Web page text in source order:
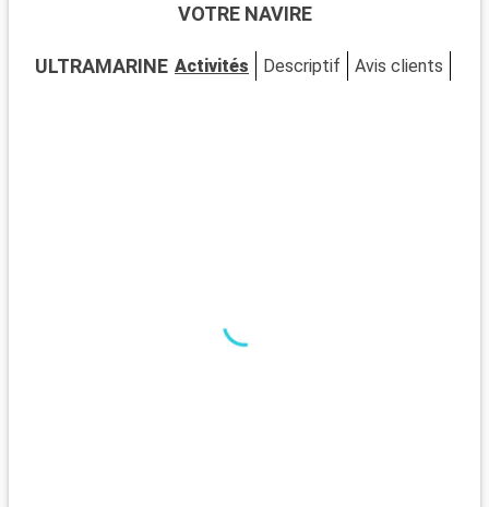
VOTRE NAVIRE
ULTRAMARINE Activités Descriptif Avis clients